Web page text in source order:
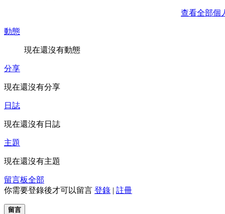
查看全部個
動態
現在還沒有動態
分享
現在還沒有分享
日誌
現在還沒有日誌
主題
現在還沒有主題
留言板全部
你需要登錄後才可以留言 登錄 | 註冊
留言